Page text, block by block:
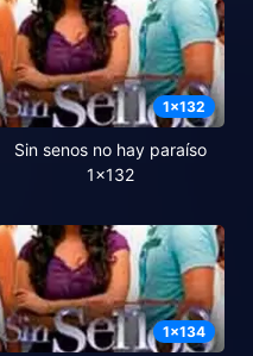
1x132
Sin senos no hay paraíso
1x132
1x134